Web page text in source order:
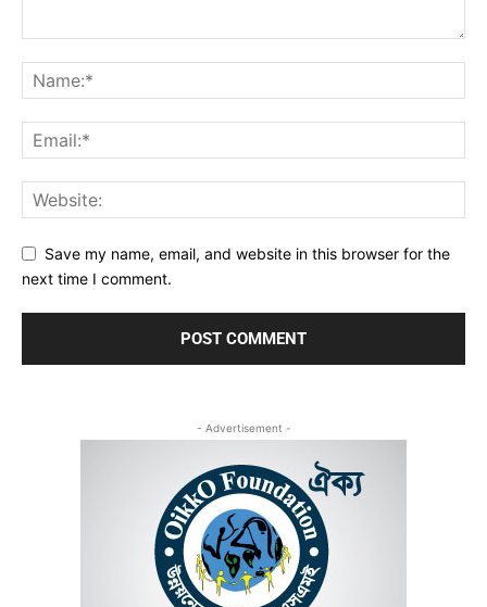
Save my name, email, and website in this browser for the
next time I comment.
- Advertisement -